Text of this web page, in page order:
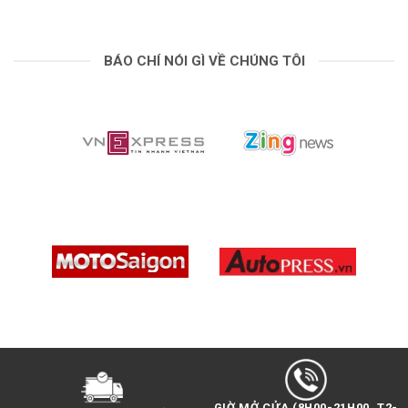
giúp người dùng có thể phóng to, crop hình ảnh,…
được độ sắc nét của hình ảnh.
thậm chí có thểquay 2.7K240fps để làm slow-
motion 8x. Đây là một trong những chế độ được
BÁO CHÍ NÓI GÌ VỀ CHÚNG TÔI